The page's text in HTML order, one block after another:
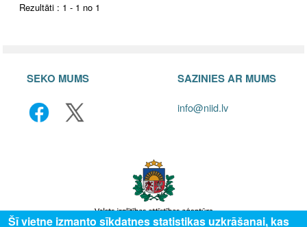
Rezultāti : 1 - 1 no 1
SEKO MUMS SAZINIES AR MUMS
info@niid.lv
Šī vietne izmanto sīkdatnes statistikas uzkrāšanai, kas